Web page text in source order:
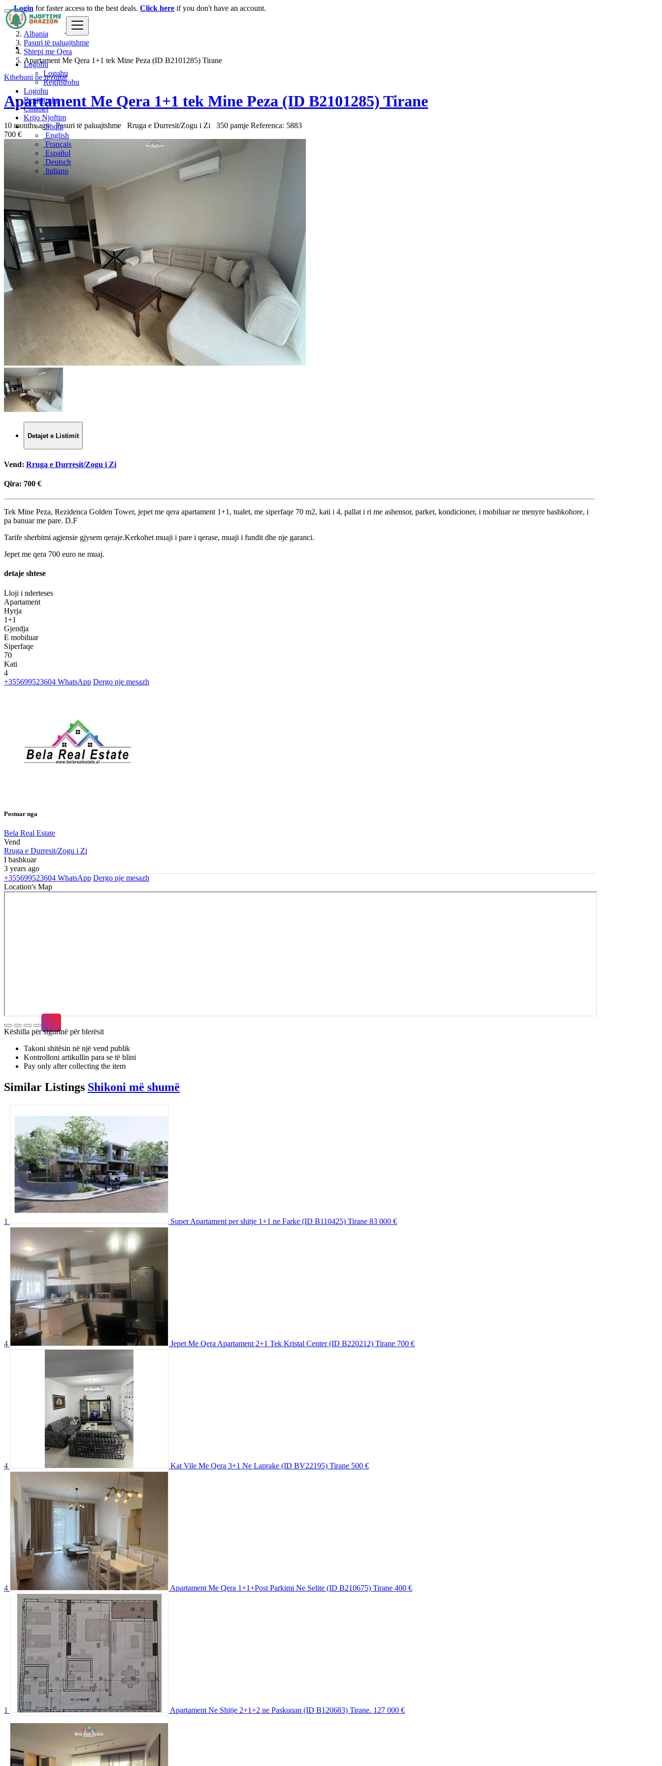
Logohu
Logohu
Regjistrohu
Logohu
Regjistrohu
Çmimet
Krijo Njoftim
Shqip
English
Français
Español
Deutsch
Italiano
Login for faster access to the best deals. Click here if you don't have an account.
Albania
Pasuri të paluajtshme
Shtepi me Qera
Apartament Me Qera 1+1 tek Mine Peza (ID B2101285) Tirane
Kthehuni ne rezultat
Apartament Me Qera 1+1 tek Mine Peza (ID B2101285) Tirane
10 months ago Pasuri të paluajtshme Rruga e Durresit/Zogu i Zi 350 pamje Referenca: 5883
700 €
Detajet e Listimit
Vend: Rruga e Durresit/Zogu i Zi
Qira: 700 €
Tek Mine Peza, Rezidenca Golden Tower, jepet me qera apartament 1+1, tualet, me siperfaqe 70 m2, kati i 4, pallat i ri me ashensor, parket, kondicioner, i mobiluar ne menyre bashkohore, i
pa banuar me pare. D.F
Tarife sherbimi agjensie gjysem qeraje.Kerkohet muaji i pare i qerase, muaji i fundit dhe nje garanci.
Jepet me qera 700 euro ne muaj.
detaje shtese
Lloji i nderteses
Apartament
Hyrja
1+1
Gjendja
E mobiluar
Siperfaqe
70
Kati
4
+355699523604 WhatsApp Dergo nje mesazh
Postuar nga
Bela Real Estate
Vend
Rruga e Durresit/Zogu i Zi
I bashkuar
3 years ago
+355699523604 WhatsApp Dergo nje mesazh
Location's Map
Këshilla për sigurinë për blerësit
Takoni shitësin në një vend publik
Kontrolloni artikullin para se të blini
Pay only after collecting the item
Similar Listings Shikoni më shumë
1 Super Apartament per shitje 1+1 ne Farke (ID B110425) Tirane 83 000 €
4 Jepet Me Qera Apartament 2+1 Tek Kristal Center (ID B220212) Tirane 700 €
4 Kat Vile Me Qera 3+1 Ne Laprake (ID BV22195) Tirane 500 €
4 Apartament Me Qera 1+1+Post Parkimi Ne Selite (ID B210675) Tirane 400 €
1 Apartament Ne Shitje 2+1+2 ne Paskuqan (ID B120683) Tirane. 127 000 €